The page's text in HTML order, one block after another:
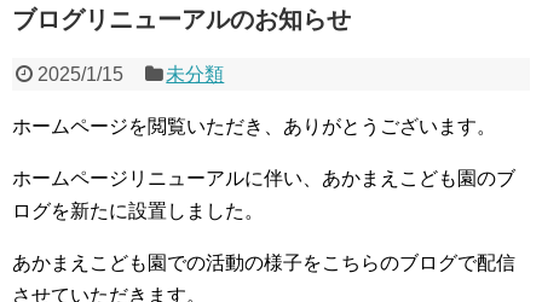
ブログリニューアルのお知らせ
2025/1/15 未分類
ホームページを閲覧いただき、ありがとうございます。
ホームページリニューアルに伴い、あかまえこども園のブ
ログを新たに設置しました。
あかまえこども園での活動の様子をこちらのブログで配信
させていただきます。